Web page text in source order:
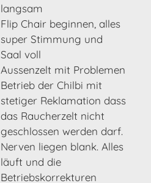
langsam
Flip Chair beginnen, alles
super Stimmung und
Saal voll
Aussenzelt mit Problemen
Betrieb der Chilbi mit
stetiger Reklamation dass
das Raucherzelt nicht
geschlossen werden darf.
Nerven liegen blank. Alles
läuft und die
Betriebskorrekturen